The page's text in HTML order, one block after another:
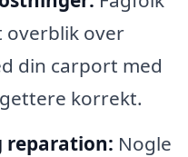
overblik over
din carport med
korrekt.
reparation: Nogle